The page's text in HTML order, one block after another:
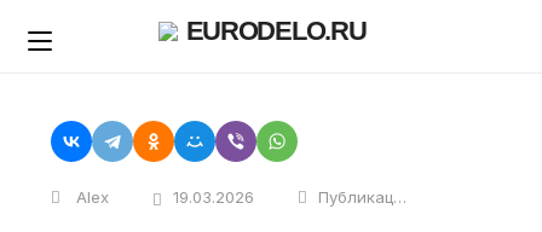
EURODELO.RU
Alex 19.03.2026 Публикации